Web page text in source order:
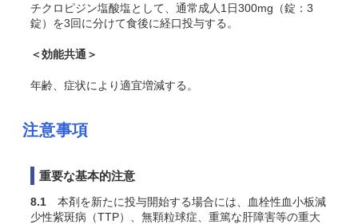
チクロピジン塩酸塩として、通常成人1日300mg（錠：3
錠）を3回に分けて食後に経口投与する。
＜効能共通＞
年齢、症状により適宜増減する。
注意事項
重要な基本的注意
8.1 本剤を新たに投与開始する場合には、血栓性血小板減
少性紫斑病（TTP）、無顆粒球症、重篤な肝障害等の重大